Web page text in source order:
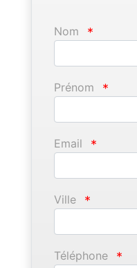
Nom *
Prénom *
Email *
Ville *
Téléphone *